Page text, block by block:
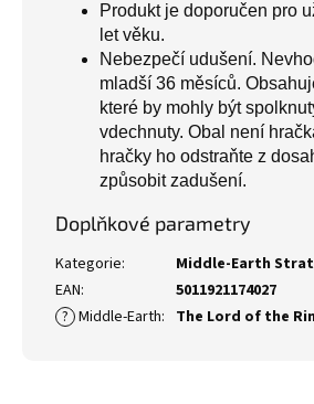
Produkt je doporučen pro
let věku.
Nebezpečí udušení.
mladší 36 měsíců.
které by mohly být
vdechnuty. Obal není
hračky ho odstraňte z
způsobit zadušení.
Doplňkové parametry
Kategorie:
Middle-Earth
EAN:
5011921174027
? Middle-Earth: The Lord of the